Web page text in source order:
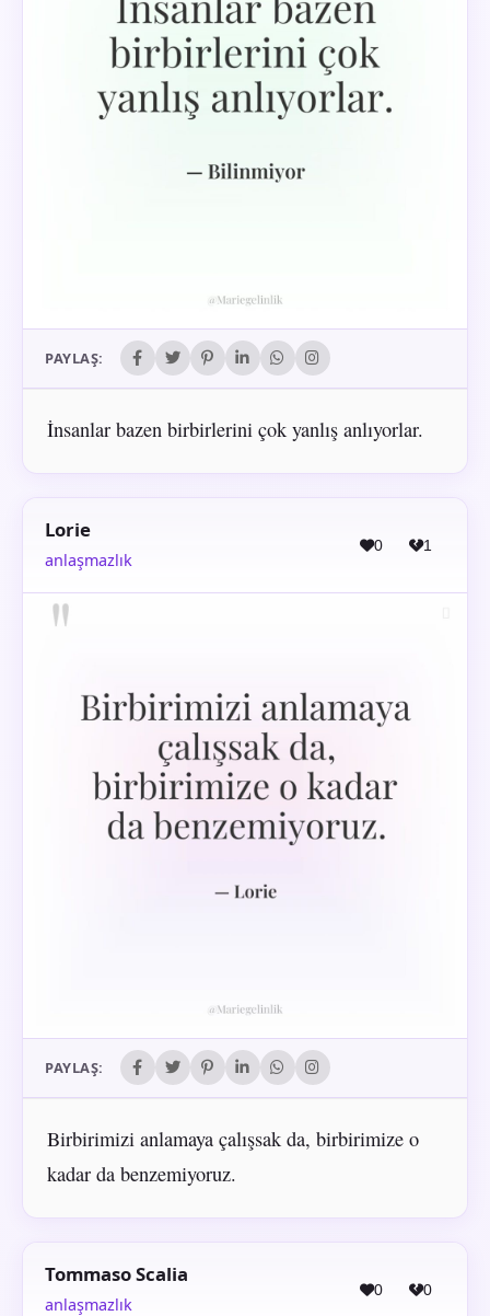
PAYLAŞ:
İnsanlar bazen birbirlerini çok yanlış anlıyorlar.
Lorie
anlaşmazlık
0 1
PAYLAŞ:
Birbirimizi anlamaya çalışsak da, birbirimize o
kadar da benzemiyoruz.
Tommaso Scalia
anlaşmazlık
0 0